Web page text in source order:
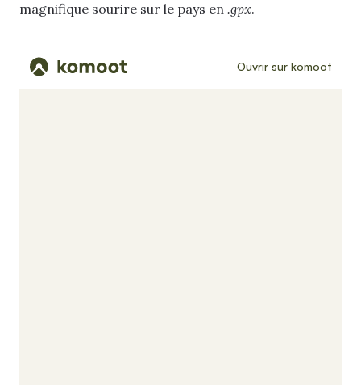
magnifique sourire sur le pays en .gpx.